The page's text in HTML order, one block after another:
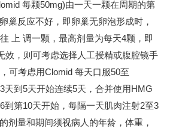
每颗50mg)由一天一颗在周期的第
巢反应不好，即卵巢无卵泡形成时，
上 调一颗，最高剂量为每天4颗，即
效，则可考虑选择人工授精或腹腔镜手
可考虑用Clomid 每天口服50至
天到5天开始连续5天，合并使用HMG
到第10天开始，每隔一天肌肉注射2至3
剂量和期间须视病人的年龄，体重，